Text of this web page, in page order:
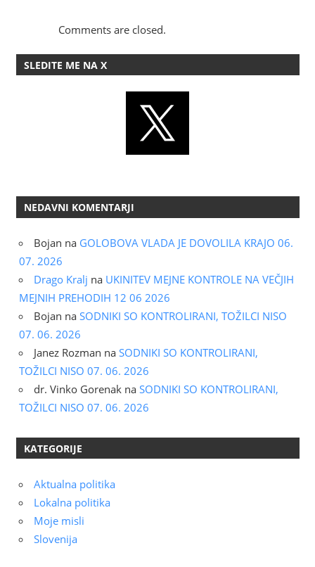
Comments are closed.
SLEDITE ME NA X
NEDAVNI KOMENTARJI
Bojan na GOLOBOVA VLADA JE DOVOLILA KRAJO 06.
07. 2026
Drago Kralj na UKINITEV MEJNE KONTROLE NA VEČJIH
MEJNIH PREHODIH 12 06 2026
Bojan na SODNIKI SO KONTROLIRANI, TOŽILCI NISO
07. 06. 2026
Janez Rozman na SODNIKI SO KONTROLIRANI,
TOŽILCI NISO 07. 06. 2026
dr. Vinko Gorenak na SODNIKI SO KONTROLIRANI,
TOŽILCI NISO 07. 06. 2026
KATEGORIJE
Aktualna politika
Lokalna politika
Moje misli
Slovenija